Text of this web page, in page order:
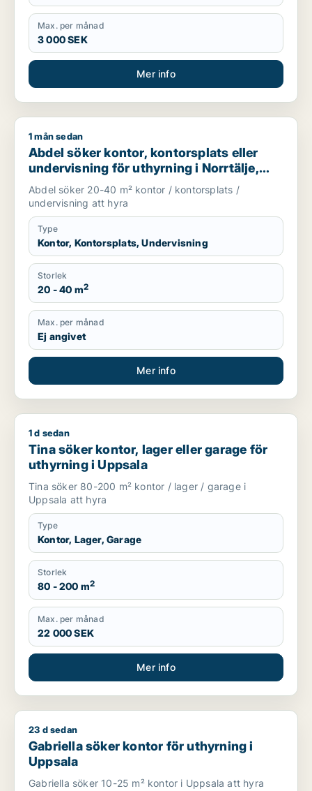
Max. per månad
3 000 SEK
Mer info
Abdel söker kontor, kontorsplats eller undervisning för
1 mån sedan
Abdel söker kontor, kontorsplats eller
undervisning för uthyrning i Norrtälje,
Håbo eller Knivsta m.fl.
Abdel söker 20-40 m² kontor / kontorsplats /
undervisning att hyra
Type
Kontor, Kontorsplats, Undervisning
Storlek
20 - 40 m2
Max. per månad
Ej angivet
Mer info
Tina söker kontor, lager eller garage för uthyrning i Uppsala
1 d sedan
Tina söker kontor, lager eller garage för
uthyrning i Uppsala
Tina söker 80-200 m² kontor / lager / garage i
Uppsala att hyra
Type
Kontor, Lager, Garage
Storlek
80 - 200 m2
Max. per månad
22 000 SEK
Mer info
Gabriella söker kontor för uthyrning i Uppsala
23 d sedan
Gabriella söker kontor för uthyrning i
Uppsala
Gabriella söker 10-25 m² kontor i Uppsala att hyra